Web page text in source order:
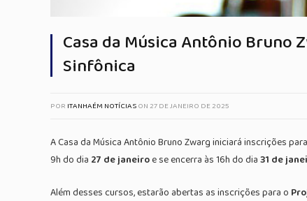
Casa da Música Antônio
Sinfônica
POR ITANHAÉM NOTÍCIASON27 DE JANEIRO DE 2025
A Casa da Música Antônio Bruno Zwarg iniciará inscrições
9h do dia 27 de janeiroe se encerra às 16h do dia31 de
Além desses cursos, estarão abertas as inscrições para o